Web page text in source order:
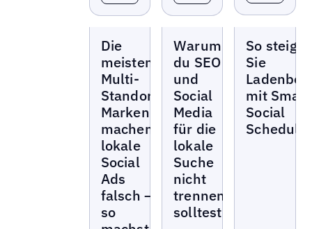
Die
meisten
Multi-
Standort-
Marken
machen
lokale
Social
Ads
falsch –
so
Warum
du SEO
und
Social
Media
für die
lokale
Suche
nicht
trennen
solltest
So
Sie
mit Smart
Social